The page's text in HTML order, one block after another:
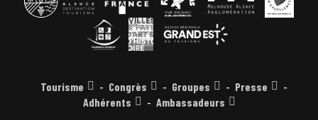
Tourisme Congrès Groupes
Presse
Adhérents
Ambassadeurs